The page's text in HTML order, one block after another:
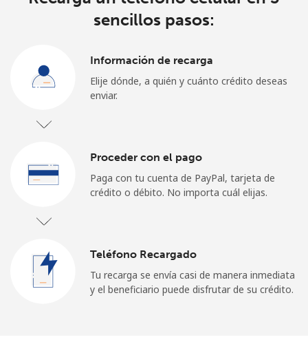
sencillos pasos:
Información de recarga
Elije dónde, a quién y cuánto crédito deseas
enviar.
Proceder con el pago
Paga con tu cuenta de PayPal, tarjeta de
crédito o débito. No importa cuál elijas.
Teléfono Recargado
Tu recarga se envía casi de manera inmediata
y el beneficiario puede disfrutar de su crédito.